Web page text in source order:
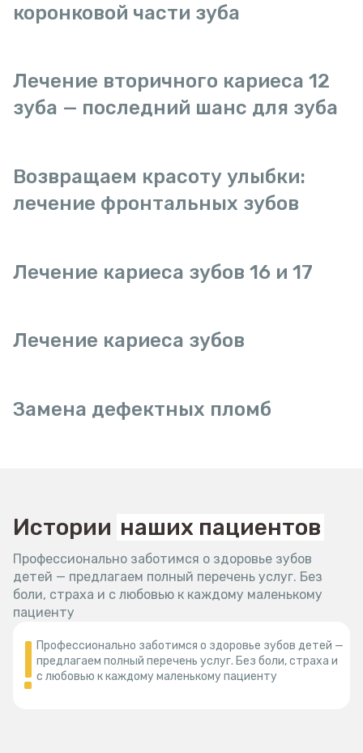
коронковой части зуба
Лечение вторичного кариеса 12
зуба — последний шанс для зуба
Возвращаем красоту улыбки:
лечение фронтальных зубов
Лечение кариеса зубов 16 и 17
Лечение кариеса зубов
Замена дефектных пломб
Истории наших пациентов
Профессионально заботимся о здоровье зубов
детей — предлагаем полный перечень услуг. Без
боли, страха и с любовью к каждому маленькому
пациенту
Профессионально заботимся о здоровье зубов детей —
предлагаем полный перечень услуг. Без боли, страха и
с любовью к каждому маленькому пациенту